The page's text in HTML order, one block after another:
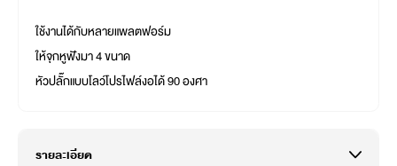
ใช้งานได้กับหลายแพลตฟอร์ม
ให้จุกหูฟังมา 4 ขนาด
หัวปลั๊กแบบโลว์โปรไฟล์งอได้ 90 องศา
รายละเอียด